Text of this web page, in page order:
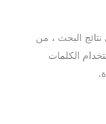
البحث ، من
الكلمات